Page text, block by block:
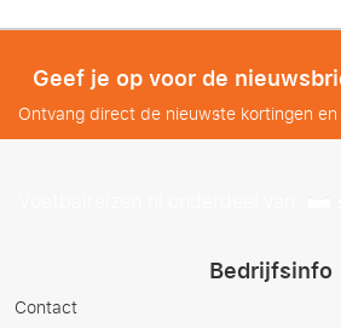
Geef je op voor de
Ontvang direct de nieuwste kortingen
Bedrijfsinfo
Contact